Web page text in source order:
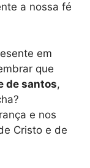
a nossa fé
em
que
de santos,
e nos
Cristo e de